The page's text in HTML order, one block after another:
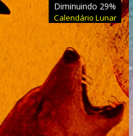
Diminuindo 29%
Calendário Lunar